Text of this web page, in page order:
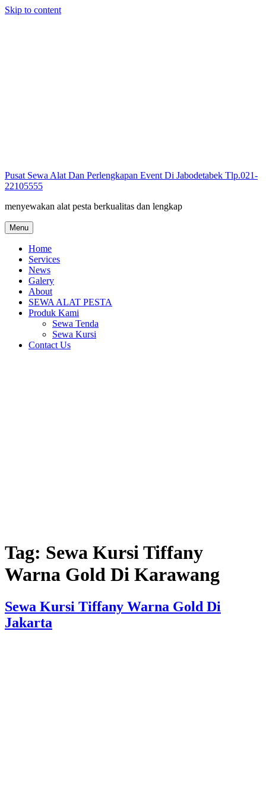
Skip to content
Pusat Sewa Alat Dan Perlengkapan Event Di Jabodetabek Tlp.021-
22105555
menyewakan alat pesta berkualitas dan lengkap
Menu
Home
Services
News
Galery
About
SEWA ALAT PESTA
Produk Kami
Sewa Tenda
Sewa Kursi
Contact Us
Tag: Sewa Kursi Tiffany
Warna Gold Di Karawang
Sewa Kursi Tiffany Warna Gold Di
Jakarta